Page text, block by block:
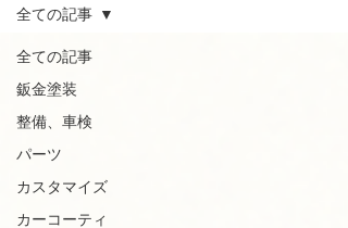
全ての記事
鈑金塗装
整備、車検
パーツ
カスタマイズ
カーコーティ
全ての記事